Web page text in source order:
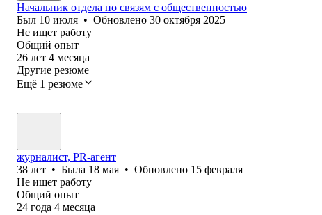
Начальник отдела по связям с общественностью
Был 10 июля • Обновлено 30 октября 2025
Не ищет работу
Общий опыт
26 лет 4 месяца
Другие резюме
Ещё 1 резюме
журналист, PR-агент
38 лет • Была 18 мая • Обновлено 15 февраля
Не ищет работу
Общий опыт
24 года 4 месяца